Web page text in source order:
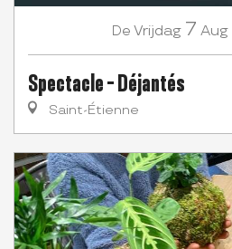
De Vrijdag 7 Aug
Spectacle - Déjantés
Saint-Étienne